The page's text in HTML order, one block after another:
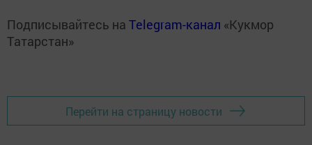
Подписывайтесь на Telegram-канал «Кукмор
Татарстан»
Перейти на страницу новости